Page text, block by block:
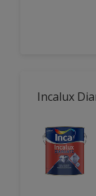
Incalux